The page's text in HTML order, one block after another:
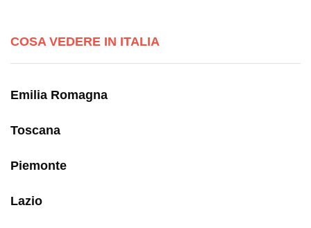
COSA VEDERE IN ITALIA
Emilia Romagna
Toscana
Piemonte
Lazio